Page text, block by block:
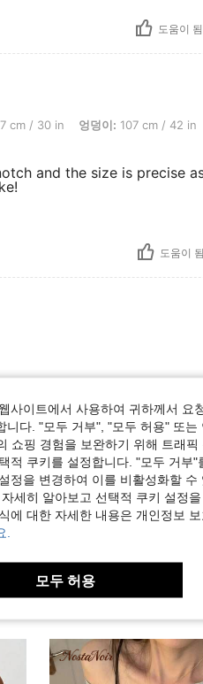
도움이
이: 107 cm / 42 in, 체형: 모래시계, 색:
cm / 30 in 엉덩이: 107 cm / 42 in
and the size is precise
도움이
도움이
사이트에서 사용하여 귀하께서 요
니다. "모두 거부", "모두 허용" 또
쇼핑 경험을 보완하기 위해 트래
적 쿠키를 설정합니다. "모두 거부
정을 변경하여 이를 비활성화할
세히 알아보고 선택적 쿠키 설정
에 대한 자세한 내용은 개인정보 보
모두 허용